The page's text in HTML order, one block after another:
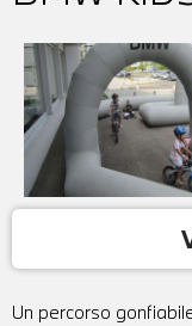
Un percorso